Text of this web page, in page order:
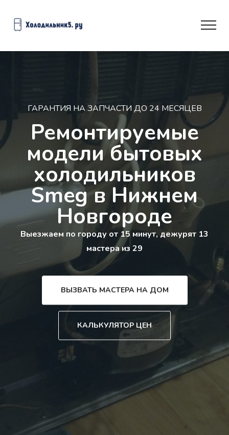
ГАРАНТИЯ НА ЗАПЧАСТИ ДО 24 МЕСЯЦЕВ
Ремонтируемые
модели бытовых
холодильников
Smeg в Нижнем
Новгороде
Выезжаем по городу от 15 минут, дежурят 13
мастера из 29
ВЫЗВАТЬ МАСТЕРА НА ДОМ
КАЛЬКУЛЯТОР ЦЕН